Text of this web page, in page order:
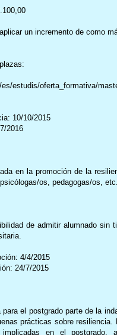
un incremento de como
estudis/oferta_formativa/
10/10/2015
2016
en la promoción de la
os, pedagogas/os, etc.
de admitir alumnado sin
4/4/2015
24/7/2015
para el postgrado parte de la
prácticas sobre
en el